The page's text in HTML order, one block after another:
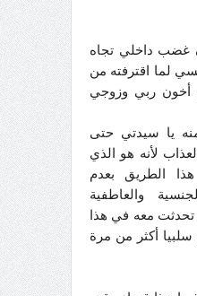
غضب داخلي تجاه
لما اقترفته من
أخون ربي وزوجي
يا سيدتي حتى
لأنه هو الذي
الطريق بعدم
والعاطفية
معه في هذا
سلبيا أكثر من مرة